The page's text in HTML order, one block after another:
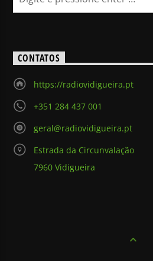
CONTATOS
https://radiovidigueira.pt
+351 284 437 001
geral@radiovidigueira.pt
Estrada da Circunvalação
7960 Vidigueira